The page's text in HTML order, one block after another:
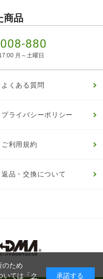
商品
月～土曜日
よくある質問
プライバシーポリシー
ご利用規約
返品・交換について
のため
いては「ク 承諾する